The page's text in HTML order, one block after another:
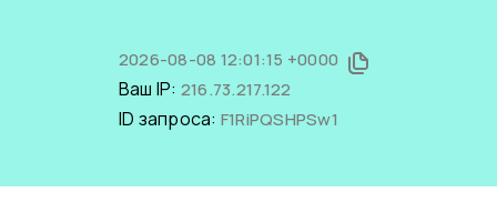
2026-08-08 12:01:15 +0000
Ваш IP: 216.73.217.122
ID запроса: F1RiPQSHPSw1